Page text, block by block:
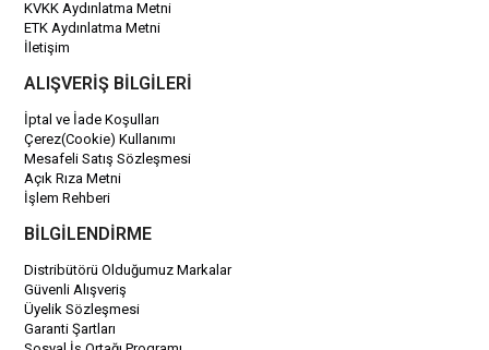
KVKK Aydınlatma Metni
ETK Aydınlatma Metni
İletişim
ALIŞVERİŞ BİLGİLERİ
İptal ve İade Koşulları
Çerez(Cookie) Kullanımı
Mesafeli Satış Sözleşmesi
Açık Rıza Metni
İşlem Rehberi
BİLGİLENDİRME
Distribütörü Olduğumuz Markalar
Güvenli Alışveriş
Üyelik Sözleşmesi
Garanti Şartları